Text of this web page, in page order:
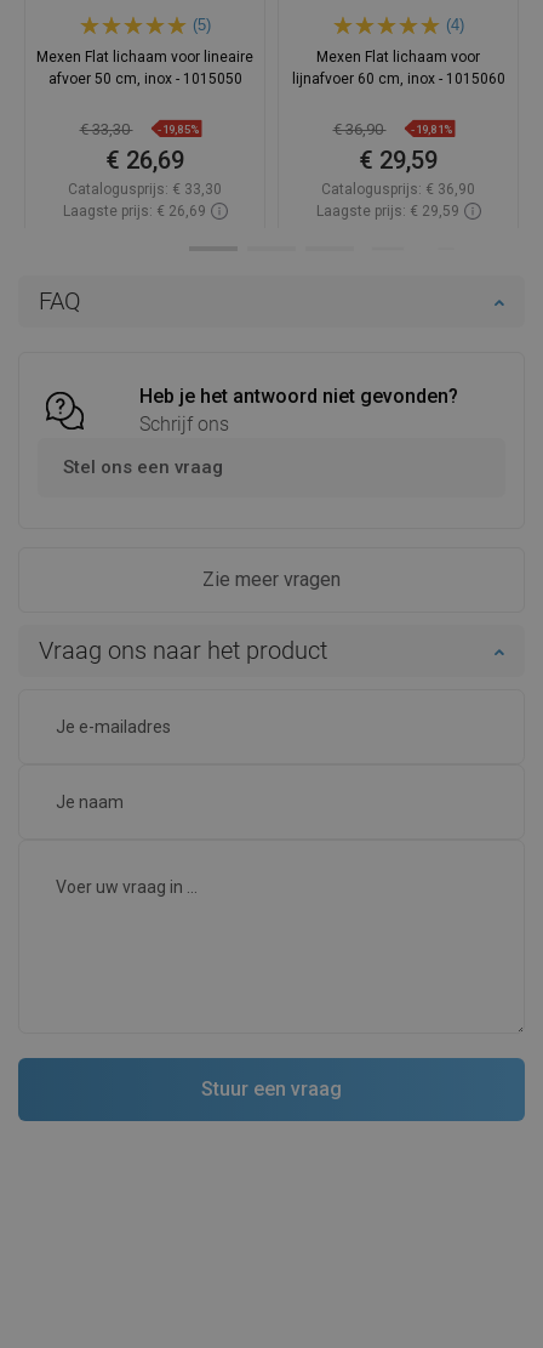
FAQ
Heb je het antwoord niet gevonden?
Schrijf ons
Stel ons een vraag
Zie meer vragen
Vraag ons naar het product
(5)
Mexen Flat lichaam voor lineaire
afvoer 50 cm, inox - 1015050
€ 33,30 -19,85%
€ 26,69
Catalogusprijs: € 33,30
Laagste prijs: € 26,69
(4)
Mexen Flat lichaam voor
lijnafvoer 60 cm, inox - 1015060
€ 36,90 -19,81%
€ 29,59
Catalogusprijs: € 36,90
Laagste prijs: € 29,59